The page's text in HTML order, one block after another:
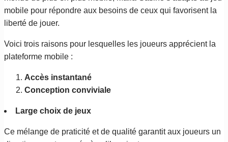
mobile pour répondre aux besoins de ceux qui favorisent la
liberté de jouer.
Voici trois raisons pour lesquelles les joueurs apprécient la
plateforme mobile :
Accès instantané
Conception conviviale
Large choix de jeux
Ce mélange de praticité et de qualité garantit aux joueurs un